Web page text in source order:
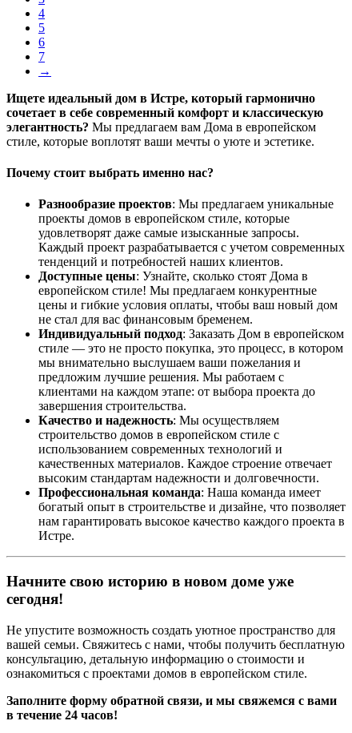
4
5
6
7
→
Ищете идеальный дом в Истре, который гармонично
сочетает в себе современный комфорт и классическую
элегантность? Мы предлагаем вам Дома в европейском
стиле, которые воплотят ваши мечты о уюте и эстетике.
Почему стоит выбрать именно нас?
Разнообразие проектов: Мы предлагаем уникальные
проекты домов в европейском стиле, которые
удовлетворят даже самые изысканные запросы.
Каждый проект разрабатывается с учетом современных
тенденций и потребностей наших клиентов.
Доступные цены: Узнайте, сколько стоят Дома в
европейском стиле! Мы предлагаем конкурентные
цены и гибкие условия оплаты, чтобы ваш новый дом
не стал для вас финансовым бременем.
Индивидуальный подход: Заказать Дом в европейском
стиле — это не просто покупка, это процесс, в котором
мы внимательно выслушаем ваши пожелания и
предложим лучшие решения. Мы работаем с
клиентами на каждом этапе: от выбора проекта до
завершения строительства.
Качество и надежность: Мы осуществляем
строительство домов в европейском стиле с
использованием современных технологий и
качественных материалов. Каждое строение отвечает
высоким стандартам надежности и долговечности.
Профессиональная команда: Наша команда имеет
богатый опыт в строительстве и дизайне, что позволяет
нам гарантировать высокое качество каждого проекта в
Истре.
Начните свою историю в новом доме уже
сегодня!
Не упустите возможность создать уютное пространство для
вашей семьи. Свяжитесь с нами, чтобы получить бесплатную
консультацию, детальную информацию о стоимости и
ознакомиться с проектами домов в европейском стиле.
Заполните форму обратной связи, и мы свяжемся с вами
в течение 24 часов!